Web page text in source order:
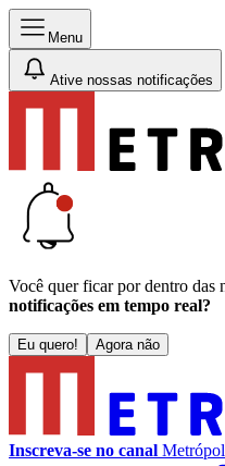
Menu
Ative nossas notificações
Você quer ficar por dentro das
notificações em tempo real?
Eu quero! Agora não
Inscreva-se no canal